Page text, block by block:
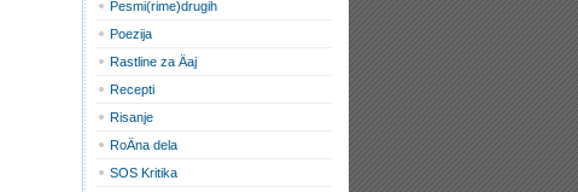
Pesmi(rime)drugih
Poezija
Rastline za Äaj
Recepti
Risanje
RoÄna dela
SOS Kritika